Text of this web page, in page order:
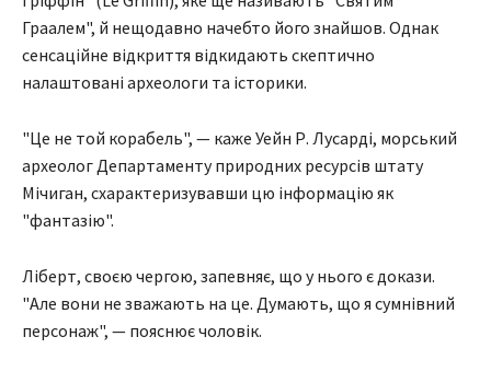
Граалем", й нещодавно начебто його знайшов. Однак
сенсаційне відкриття відкидають скептично
налаштовані археологи та історики.
"Це не той корабель", — каже Уейн Р. Лусарді, морський
археолог Департаменту природних ресурсів штату
Мічиган, схарактеризувавши цю інформацію як
"фантазію".
Ліберт, своєю чергою, запевняє, що у нього є докази.
"Але вони не зважають на це. Думають, що я сумнівний
персонаж", — пояснює чоловік.